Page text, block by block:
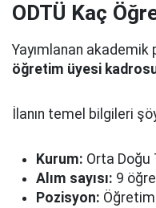
ODTÜ Kaç
Yayımlanan akademik
öğretim üyesi
İlanın temel bilgileri
Kurum: Orta Doğu
Alım sayısı: 9
Pozisyon: